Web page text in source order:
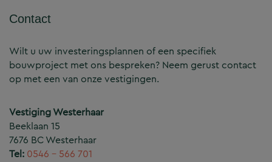
Contact
Wilt u uw investeringsplannen of een specifiek
bouwproject met ons bespreken? Neem gerust contact
op met een van onze vestigingen.
Vestiging Westerhaar
Beeklaan 15
7676 BC Westerhaar
Tel: 0546 – 566 701